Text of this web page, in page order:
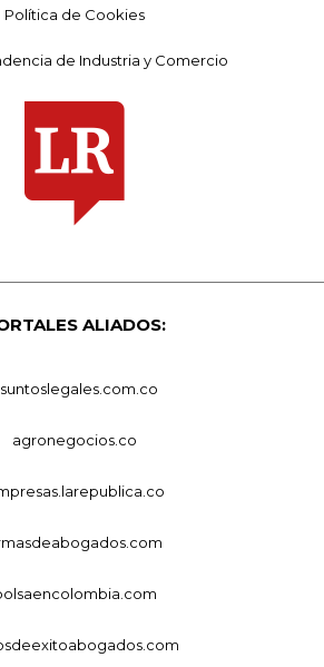
Política de Cookies
de Industria y Comercio
ALIADOS:
agronegocios.co